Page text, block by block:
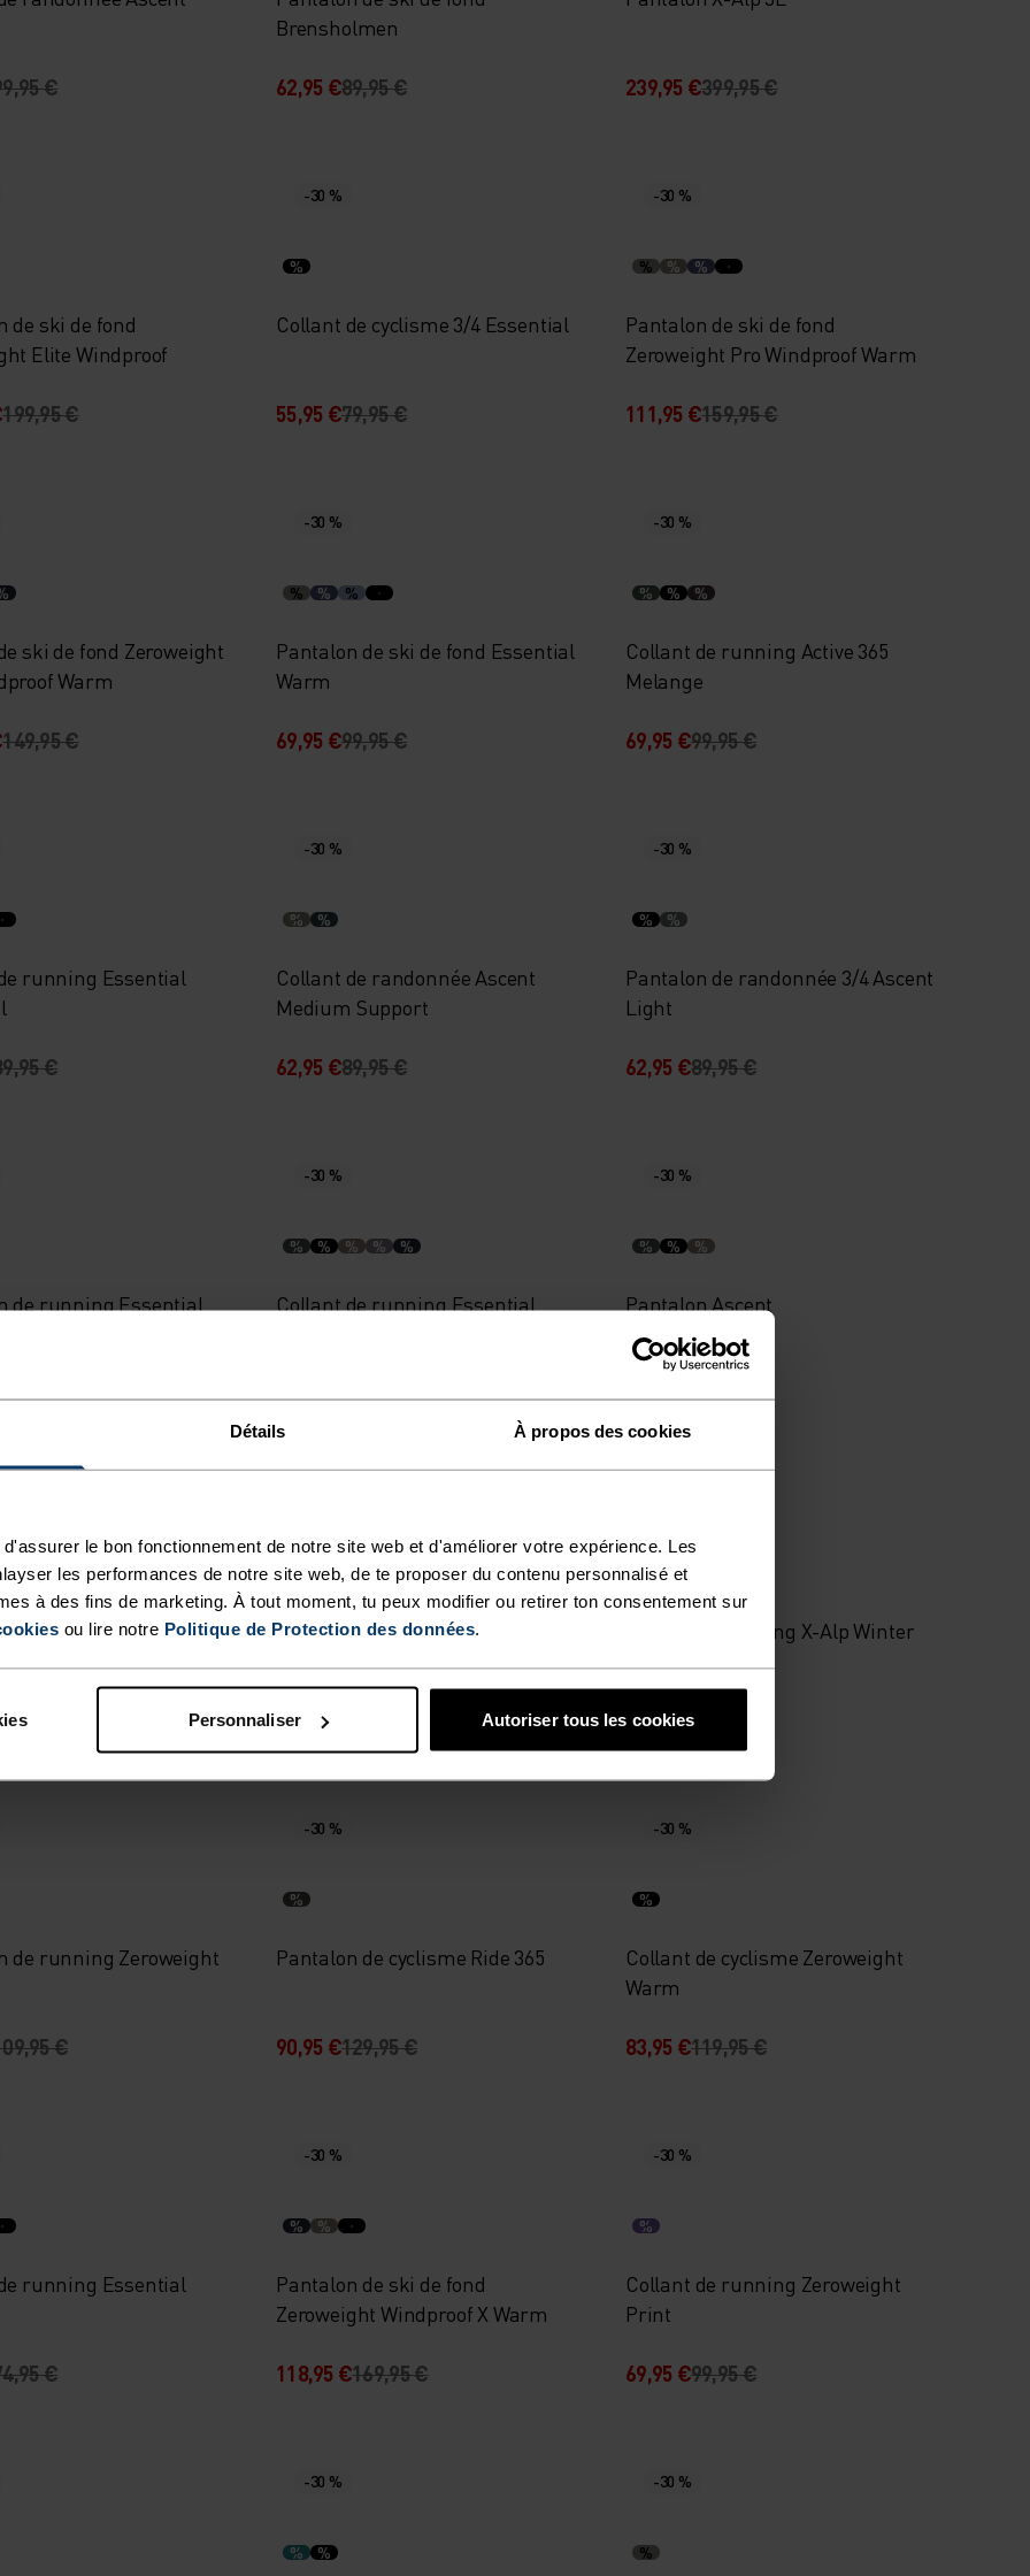
Détails À propos des cookies
le bon fonctionnement de notre site web et d'améliorer votre expérience. Les
les performances de notre site web, de te proposer du contenu personnalisé et
à des fins de marketing. À tout moment, tu peux modifier ou retirer ton consentement sur
ou lire notre Politique de Protection des données.
Personnaliser Autoriser tous les cookies
€
Brensholmen
62,95 €89,95 € 239,95 €399,95 €
de ski de fond
Elite Windproof
199,95 €
-30 %
%
Collant de cyclisme 3/4 Essential
55,95 €79,95 €
-30 %
% % %
Pantalon de ski de fond
Zeroweight Pro Windproof Warm
111,95 €159,95 €
ski de fond Zeroweight
Warm
149,95 €
-30 %
% % %
Pantalon de ski de fond Essential
Warm
69,95 €99,95 €
-30 %
% % %
Collant de running Active 365
Melange
69,95 €99,95 €
running Essential
€
-30 %
% %
Collant de randonnée Ascent
Medium Support
62,95 €89,95 €
-30 %
% %
Pantalon de randonnée 3/4 Ascent
Light
62,95 €89,95 €
de running Essential
€
-30 %
% % % % %
Collant de running Essential
41,95 €59,95 €
-30 %
% % %
Pantalon Ascent
97,95 €139,95 €
Long Zeroweight Warm
149,95 €
% %
Pantalon de ski de fond Langnes
89,95 €
% %
Collant de running X-Alp Winter
65,95 €109,95 €
de running Zeroweight
€
-30 %
%
Pantalon de cyclisme Ride 365
90,95 €129,95 €
-30 %
%
Collant de cyclisme Zeroweight
Warm
83,95 €119,95 €
running Essential
€
-30 %
% %
Pantalon de ski de fond
Zeroweight Windproof X Warm
118,95 €169,95 €
-30 %
%
Collant de running Zeroweight
Print
69,95 €99,95 €
-30 %
% %
-30 %
%